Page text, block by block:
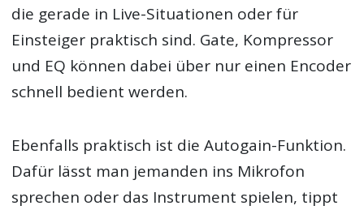
die gerade in Live-Situationen oder für
Einsteiger praktisch sind. Gate, Kompressor
und EQ können dabei über nur einen Encoder
schnell bedient werden.
Ebenfalls praktisch ist die Autogain-Funktion.
Dafür lässt man jemanden ins Mikrofon
sprechen oder das Instrument spielen, tippt